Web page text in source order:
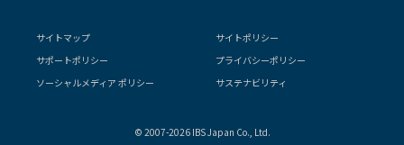
サイトマップ
サイトポリシー
サポートポリシー
プライバシーポリシー
ソーシャルメディア ポリシー
サステナビリティ
© 2007-2026 IBS Japan Co., Ltd.